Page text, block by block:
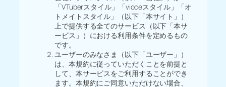
「VTuberスタイル」「vioceスタイル」「オ
トメイトスタイル」（以下「本サイト」）
上で提供する全てのサービス（以下「本サ
ービス」）における利用条件を定めるもの
です。
ユーザーのみなさま（以下「ユーザー」）
は、本規約に従っていただくことを前提と
して、本サービスをご利用することができ
ます。本規約にご同意いただけない場合、